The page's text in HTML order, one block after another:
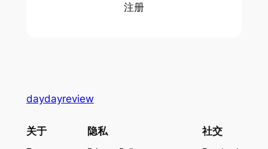
注册
daydayreview
关于 隐私 社交